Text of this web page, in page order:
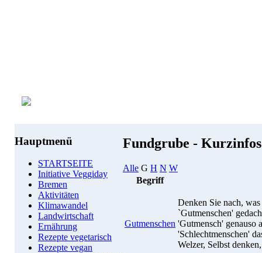
Hauptmenü
STARTSEITE
Initiative Veggiday
Bremen
Aktivitäten
Klimawandel
Landwirtschaft
Ernährung
Rezepte vegetarisch
Rezepte vegan
Fundgrube -
Alle G H N W
Begriff
Gutmenschen
Denken Sie nach,
`Gutmenschen'
'Gutmensch'
'Schlechtmenschen'
Welzer, Selbst